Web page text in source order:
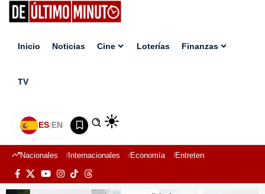
Inicio Noticias Cine Loterías Finanzas
TV
ES|EN
Nacionales Internacionales Economía Entretenimiento